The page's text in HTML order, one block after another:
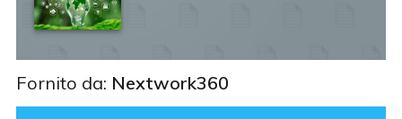
Fornito da: Nextwork360